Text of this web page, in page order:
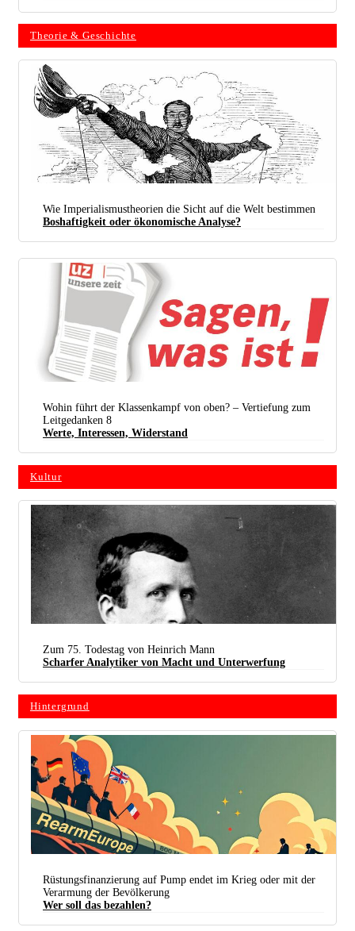
(Foto: Peter Köster)
Theorie & Geschichte
einer Eisenbahn- und Telegrafenlinie zu verbinden. Zur Durchsetzung seiner kolonialen Pläne
setzte er auf betrügerische Verträge und, wenn das nicht half, auf die Gewalt des Gewehrs über
seiner Schulter. (Abb.: gemeinfrei)
Wie Imperialismustheorien die Sicht auf die Welt bestimmen
Boshaftigkeit oder ökonomische Analyse?
Wohin führt der Klassenkampf von oben? – Vertiefung zum
Leitgedanken 8
Werte, Inte­ressen, Widerstand
Kultur
Zum 75. Todestag von Heinrich Mann
Scharfer Analytiker von Macht und Unterwerfung
Hintergrund
Rüstungsfinanzierung auf Pump endet im Krieg oder mit der
Verarmung der Bevölkerung
Wer soll das bezahlen?